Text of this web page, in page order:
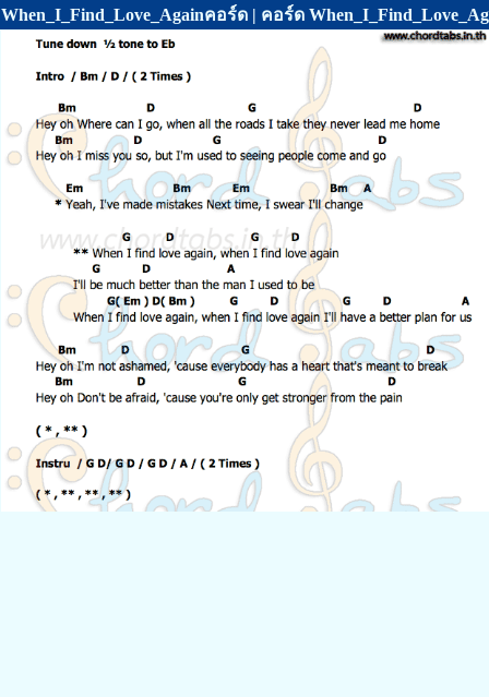
When_I_Find_Love_Againคอร์ด | คอร์ด